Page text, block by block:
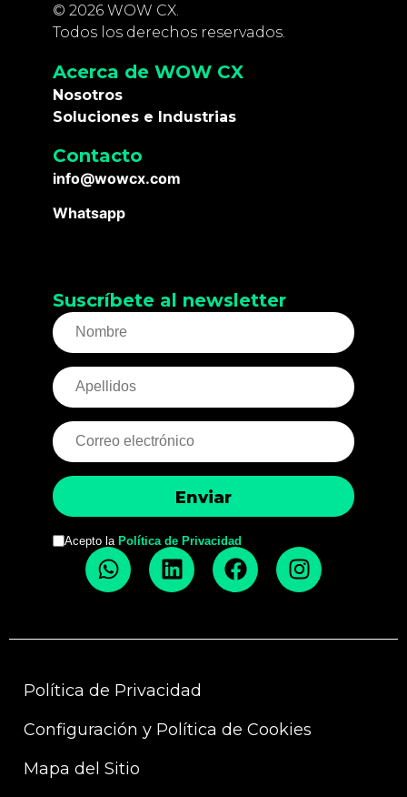
© 2026 WOW CX.
Todos los derechos reservados.
Acerca de WOW CX
Nosotros
Soluciones e Industrias
Contacto
info@wowcx.com
Whatsapp
Suscríbete al newsletter
Acepto la Política de Privacidad
Política de Privacidad
Configuración y Política de Cookies
Mapa del Sitio